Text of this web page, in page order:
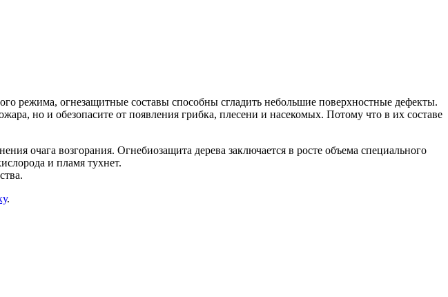
режима, огнезащитные составы способны сгладить небольшие поверхностные дефекты.
но и обезопасите от появления грибка, плесени и насекомых. Потому что в их составе
очага возгорания. Огнебиозащита дерева заключается в росте объема специального
и пламя тухнет.
.